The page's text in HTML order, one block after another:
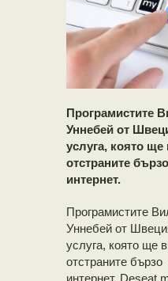
Програмистите
Уннебей от
услуга, която
отстраните
интернет.
Програмистите
Уннебей от
услуга, която ще
отстраните бързо
интернет.